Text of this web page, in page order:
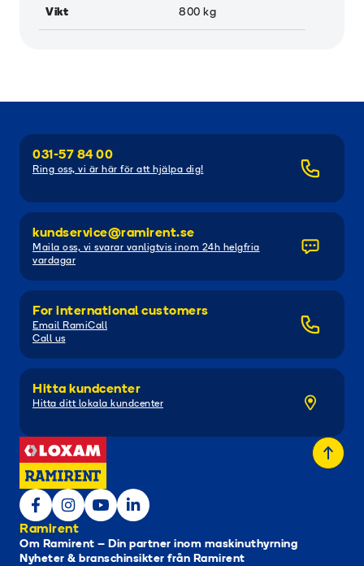
Vikt 800 kg
031-57 84 00
Ring oss, vi är här för att hjälpa dig!
kundservice@ramirent.se
Maila oss, vi svarar vanligtvis inom 24h helgfria
vardagar
For international customers
Email RamiCall
Call us
Hitta kundcenter
Hitta ditt lokala kundcenter
Ramirent
Om Ramirent – Din partner inom maskinuthyrning
Nyheter & branschinsikter från Ramirent